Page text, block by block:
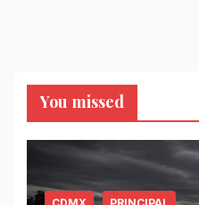
You missed